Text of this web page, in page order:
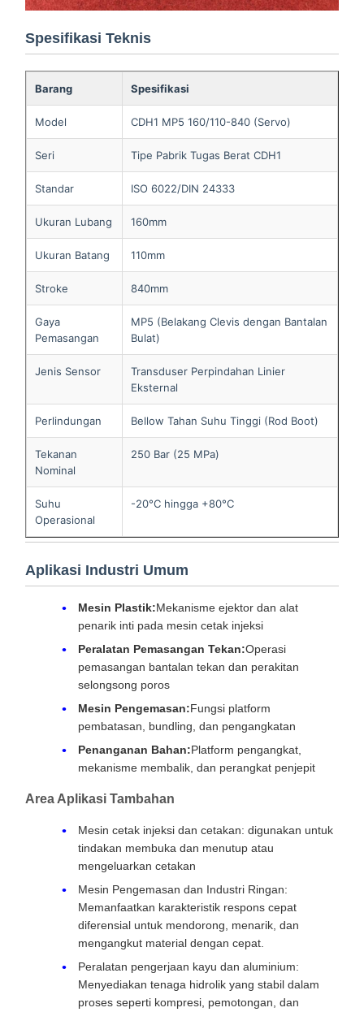
Spesifikasi Teknis
Barang Spesifikasi
Model CDH1 MP5 160/110-840 (Servo)
Seri Tipe Pabrik Tugas Berat CDH1
Standar ISO 6022/DIN 24333
Ukuran Lubang 160mm
Ukuran Batang 110mm
Stroke 840mm
Gaya
Pemasangan
MP5 (Belakang Clevis dengan Bantalan
Bulat)
Jenis Sensor
Transduser Perpindahan Linier
Eksternal
Perlindungan Bellow Tahan Suhu Tinggi (Rod Boot)
Tekanan
Nominal
250 Bar (25 MPa)
Suhu
Operasional
-20°C hingga +80°C
Aplikasi Industri Umum
Mesin Plastik:Mekanisme ejektor dan alat
penarik inti pada mesin cetak injeksi
Peralatan Pemasangan Tekan:Operasi
pemasangan bantalan tekan dan perakitan
selongsong poros
Mesin Pengemasan:Fungsi platform
pembatasan, bundling, dan pengangkatan
Penanganan Bahan:Platform pengangkat,
mekanisme membalik, dan perangkat penjepit
Area Aplikasi Tambahan
Mesin cetak injeksi dan cetakan: digunakan untuk
tindakan membuka dan menutup atau
mengeluarkan cetakan
Mesin Pengemasan dan Industri Ringan:
Memanfaatkan karakteristik respons cepat
diferensial untuk mendorong, menarik, dan
mengangkut material dengan cepat.
Peralatan pengerjaan kayu dan aluminium:
Menyediakan tenaga hidrolik yang stabil dalam
proses seperti kompresi, pemotongan, dan